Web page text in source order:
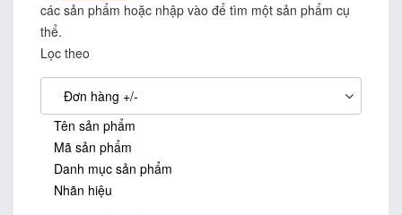
các sản phẩm hoặc nhập vào để tìm một sản phẩm cụ
thể.
Lọc theo
Đơn hàng +/-
Tên sản phẩm
Mã sản phẩm
Danh mục sản phẩm
Nhãn hiệu